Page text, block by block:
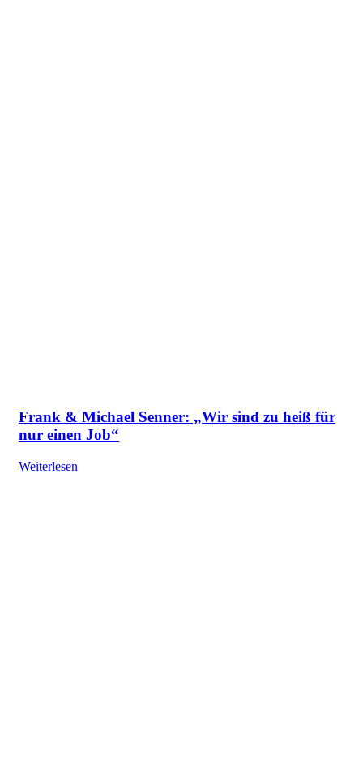
Frank & Michael Senner: „Wir sind zu heiß für
nur einen Job“
Weiterlesen